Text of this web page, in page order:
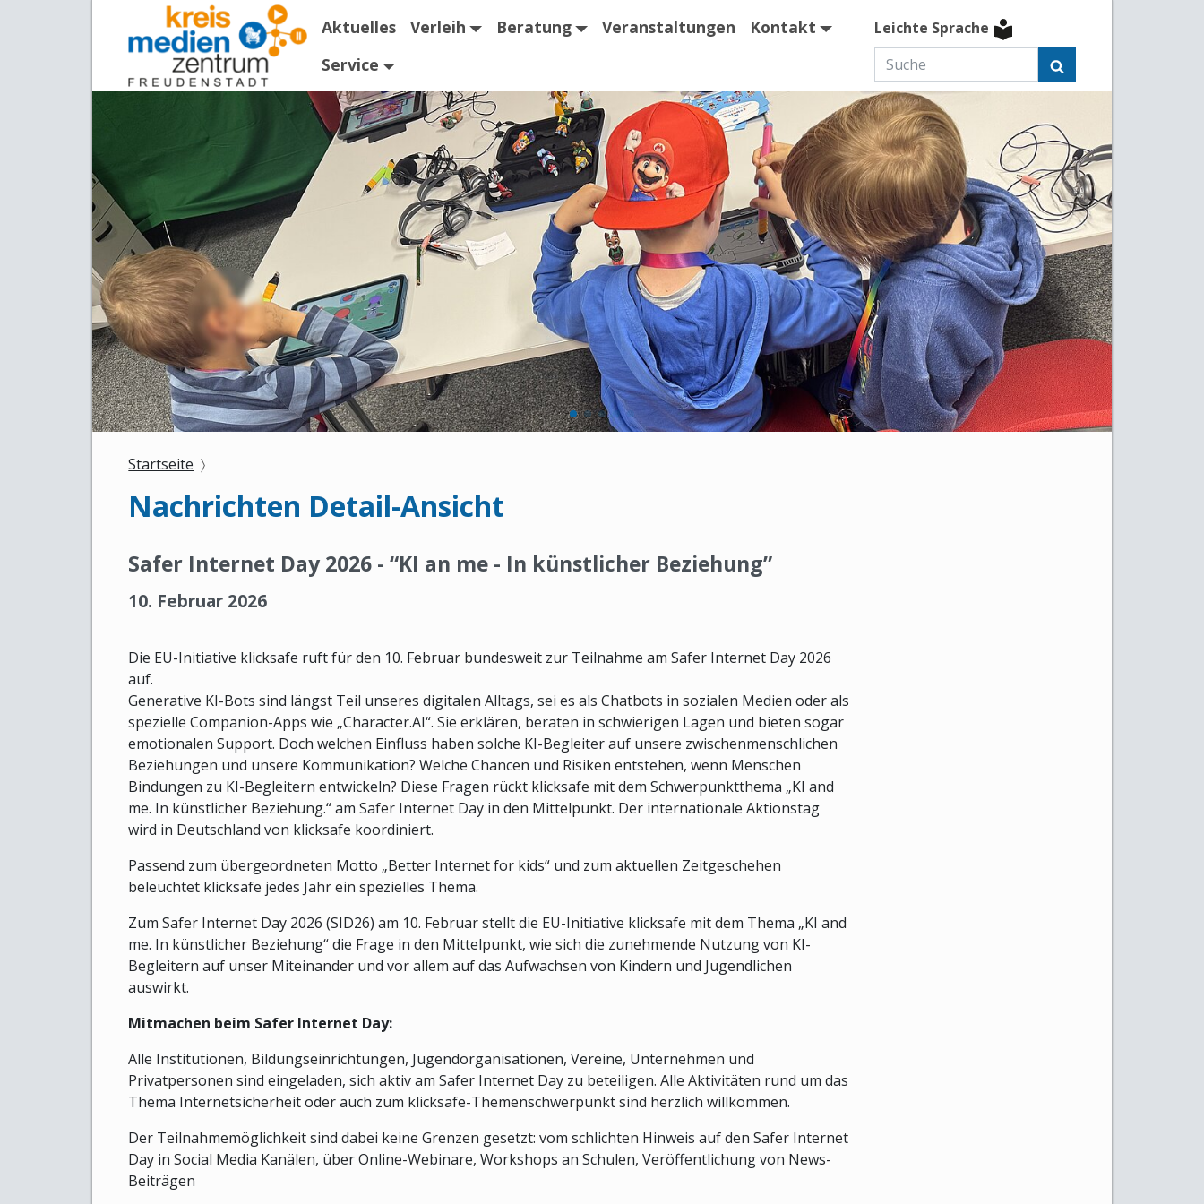
Aktuelles Verleih Beratung Veranstaltungen
Kontakt
Service
Leichte Sprache
Startseite
Nachrichten Detail-Ansicht
Safer Internet Day 2026 - “KI an me - In künstlicher Beziehung”
10. Februar 2026
Die EU-Initiative klicksafe ruft für den 10. Februar bundesweit zur Teilnahme am Safer Internet Day 2026
auf.
Generative KI-Bots sind längst Teil unseres digitalen Alltags, sei es als Chatbots in sozialen Medien oder als
spezielle Companion-Apps wie „Character.AI“. Sie erklären, beraten in schwierigen Lagen und bieten sogar
emotionalen Support. Doch welchen Einfluss haben solche KI-Begleiter auf unsere zwischenmenschlichen
Beziehungen und unsere Kommunikation? Welche Chancen und Risiken entstehen, wenn Menschen
Bindungen zu KI-Begleitern entwickeln? Diese Fragen rückt klicksafe mit dem Schwerpunktthema „KI and
me. In künstlicher Beziehung.“ am Safer Internet Day in den Mittelpunkt. Der internationale Aktionstag
wird in Deutschland von klicksafe koordiniert.
Passend zum übergeordneten Motto „Better Internet for kids“ und zum aktuellen Zeitgeschehen
beleuchtet klicksafe jedes Jahr ein spezielles Thema.
Zum Safer Internet Day 2026 (SID26) am 10. Februar stellt die EU-Initiative klicksafe mit dem Thema „KI and
me. In künstlicher Beziehung“ die Frage in den Mittelpunkt, wie sich die zunehmende Nutzung von KI-
Begleitern auf unser Miteinander und vor allem auf das Aufwachsen von Kindern und Jugendlichen
auswirkt.
Mitmachen beim Safer Internet Day:
Alle Institutionen, Bildungseinrichtungen, Jugendorganisationen, Vereine, Unternehmen und
Privatpersonen sind eingeladen, sich aktiv am Safer Internet Day zu beteiligen. Alle Aktivitäten rund um das
Thema Internetsicherheit oder auch zum klicksafe-Themenschwerpunkt sind herzlich willkommen.
Der Teilnahmemöglichkeit sind dabei keine Grenzen gesetzt: vom schlichten Hinweis auf den Safer Internet
Day in Social Media Kanälen, über Online-Webinare, Workshops an Schulen, Veröffentlichung von News-
Beiträgen